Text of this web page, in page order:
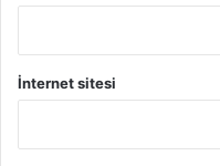
İnternet sitesi